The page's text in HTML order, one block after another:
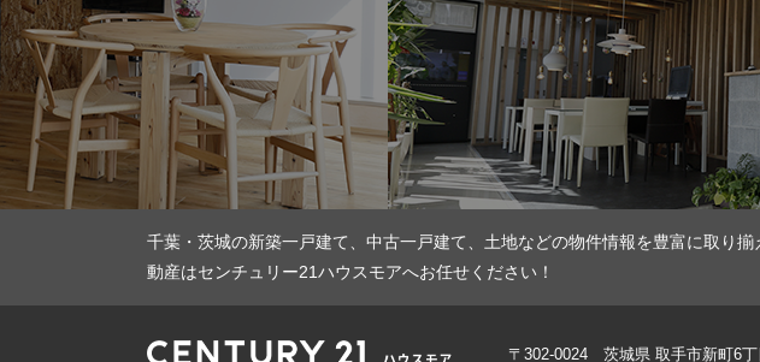
千葉・茨城の新築一戸建て、中古一戸建て、土地などの物件情報を豊富に取り
動産はセンチュリー21ハウスモアへお任せください！
〒302-0024 茨城県 取手市新町6丁